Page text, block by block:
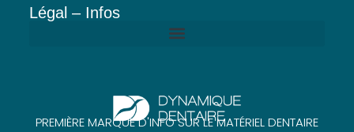
Légal – Infos
PREMIÈRE MARQUE D'INFO SUR LE MATÉRIEL DENTAIRE